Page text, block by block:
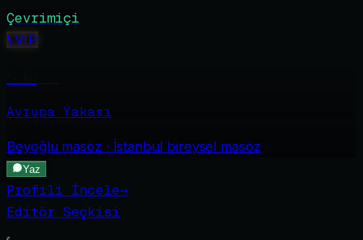
Çevrimiçi
VVIP
Avrupa Yakası
Beyoğlumasöz · İstanbul bireysel masöz
Yaz
Profili İncele→
Editör Seçkisi